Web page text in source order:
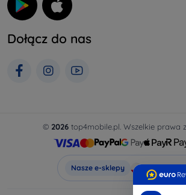
Dołącz do nas
© 2026 top4mobile.pl. Wszelkie prawa
Nasze e-sklepy